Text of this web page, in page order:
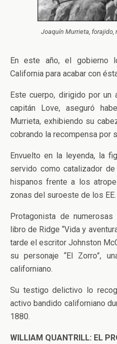
Joaquín Murrieta, forajido,
En este año, el gobierno
California para acabar con
Este cuerpo, dirigido por un
capitán Love, aseguró
Murrieta, exhibiendo su
cobrando la recompensa por
Envuelto en la leyenda, la
servido como catalizador
hispanos frente a los
zonas del suroeste de los EE.
Protagonista de
libro de Ridge “Vida y
tarde el escritor Johnston
su personaje “El Zorro”,
californiano.
Su testigo delictivo lo
activo bandido californiano
1880.
WILLIAM QUANTRILL: EL